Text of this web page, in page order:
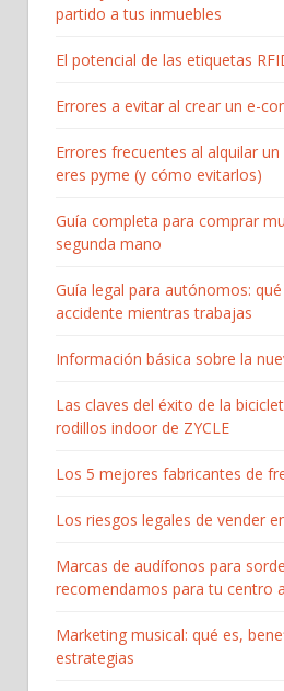
partido a tus inmuebles
El potencial de las etiquetas
Errores a evitar al crear un e-
Errores frecuentes al alquilar
eres pyme (y cómo evitarlos)
Guía completa para comprar
segunda mano
Guía legal para autónomos:
accidente mientras trabajas
Información básica sobre la
Las claves del éxito de la
rodillos indoor de ZYCLE
Los 5 mejores fabricantes de
Los riesgos legales de vender
Marcas de audífonos para
recomendamos para tu centro
Marketing musical: qué es,
estrategias